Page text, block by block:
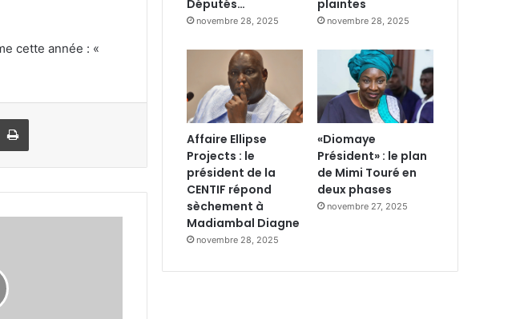
cette année : «
par email Imprimer
Députés…
novembre 28, 2025
plaintes
novembre 28, 2025
Affaire Ellipse
Projects : le
président de la
CENTIF répond
sèchement à
Madiambal Diagne
novembre 28, 2025
«Diomaye
Président» : le plan
de Mimi Touré en
deux phases
novembre 27, 2025